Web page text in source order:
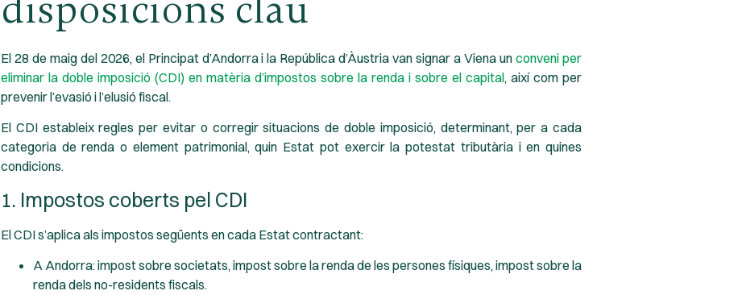
El 28 de maig del 2026, el Principat d’Andorra i la República d’Àustria van signar a Viena unconveni per
eliminar la doble imposició (CDI) en matèria d’impostos sobre la renda i sobre el capital, així com per
prevenir l’evasió i l’elusió fiscal.
El CDI estableix regles per evitar o corregir situacions de doble imposició, determinant, per a cada
categoria de renda o element patrimonial, quin Estat pot exercir la potestat tributària i en quines
condicions.
1. Impostos coberts pel CDI
El CDI s’aplica als impostos següents en cada Estat contractant:
A Andorra: impost sobre societats, impost sobre la renda de les persones físiques, impost sobre la
renda dels no-residents fiscals.